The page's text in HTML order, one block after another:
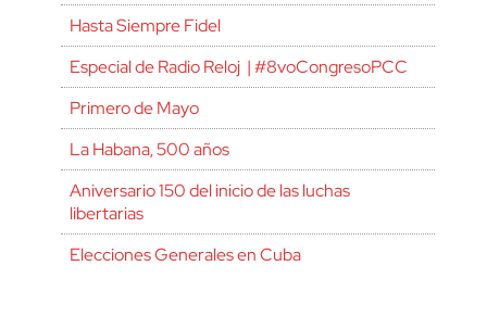
Hasta Siempre Fidel
Especial de Radio Reloj | #8voCongresoPCC
Primero de Mayo
La Habana, 500 años
Aniversario 150 del inicio de las luchas
libertarias
Elecciones Generales en Cuba